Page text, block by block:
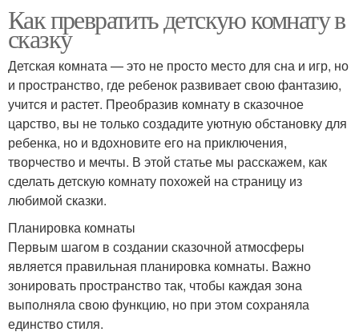
Как превратить детскую комнату в
сказку
Детская комната — это не просто место для сна и игр, но
и пространство, где ребенок развивает свою фантазию,
учится и растет. Преобразив комнату в сказочное
царство, вы не только создадите уютную обстановку для
ребенка, но и вдохновите его на приключения,
творчество и мечты. В этой статье мы расскажем, как
сделать детскую комнату похожей на страницу из
любимой сказки.
Планировка комнаты
Первым шагом в создании сказочной атмосферы
является правильная планировка комнаты. Важно
зонировать пространство так, чтобы каждая зона
выполняла свою функцию, но при этом сохраняла
единство стиля.